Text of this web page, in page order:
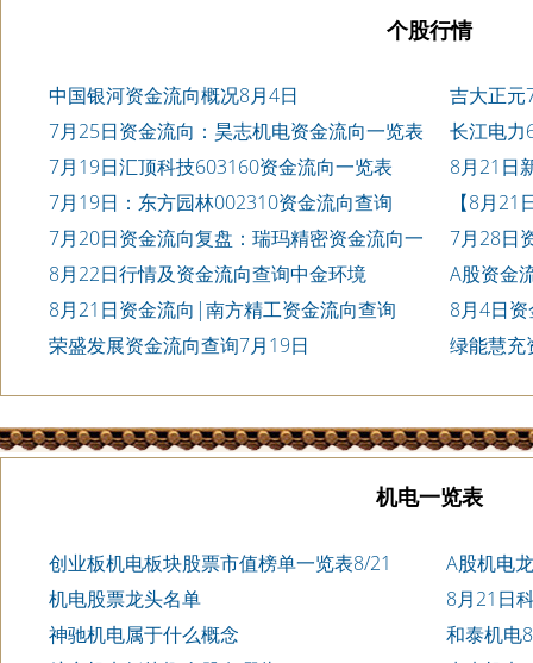
个股行情
中国银河资金流向概况8月4日
吉大正元
7月25日资金流向：昊志机电资金流向一览表
长江电力
7月19日汇顶科技603160资金流向一览表
8月21日
7月19日：东方园林002310资金流向查询
【8月
7月20日资金流向复盘：瑞玛精密资金流向一
览表
7月28日
览表
8月22日行情及资金流向查询中金环境
A股资金
8月21日资金流向|南方精工资金流向查询
8月4日
荣盛发展资金流向查询7月19日
绿能慧充
机电一览表
创业板机电板块股票市值榜单一览表8/21
A股机电
机电股票龙头名单
8月21日
神驰机电属于什么概念
和泰机电